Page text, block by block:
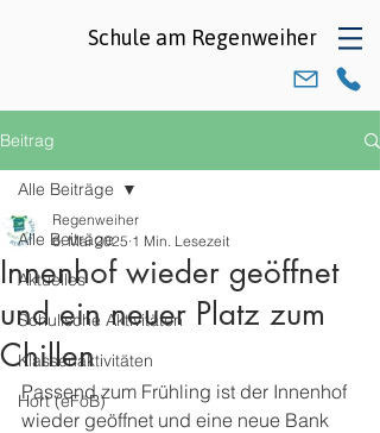
Schule am Regenweiher
Beitrag
Alle Beiträge
Aktuelles
Schulische Aktivitäten
Klassenaktivitäten
Hort (eFöB)
Alle Beiträge
Innenhof wieder geöffnet
und ein neuer Platz zum
Chillen
Regenweiher
6. Mai 2025 1 Min. Lesezeit
Passend zum Frühling ist der Innenhof
wieder geöffnet und eine neue Bank